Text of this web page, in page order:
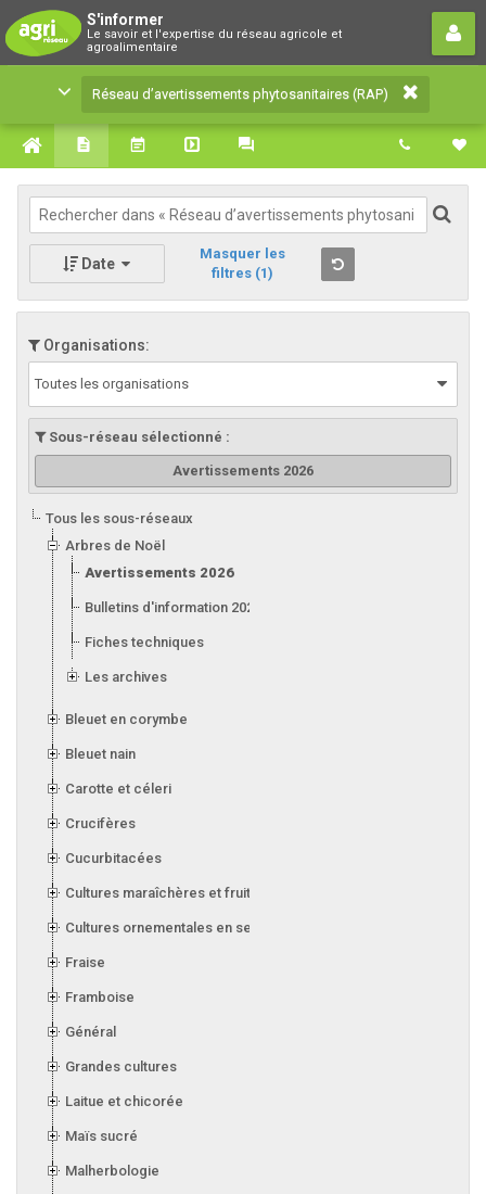
S'informer
Le savoir et l'expertise du réseau agricole et
agroalimentaire
Réseau d’avertissements
phytosanitaires (RAP)
Le savoir et l'expertise du réseau agricole et
agroalimentaire
Réseau d’avertissements phytosanitaires (RAP)
Date
Masquer les
filtres (1)
Organisations:
Toutes les organisations
Sous-réseau sélectionné :
Avertissements 2026
Tous les sous-réseaux
Arbres de Noël
Avertissements 2026
Bulletins d'information 2026
Fiches techniques
Les archives
Bleuet en corymbe
Bleuet nain
Carotte et céleri
Crucifères
Cucurbitacées
Cultures maraîchères et fruitières en serre
Cultures ornementales en serre
Fraise
Framboise
Général
Grandes cultures
Laitue et chicorée
Maïs sucré
Malherbologie